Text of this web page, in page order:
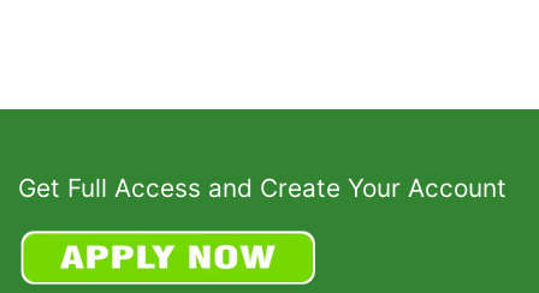
Get Full Access and Create Your Account